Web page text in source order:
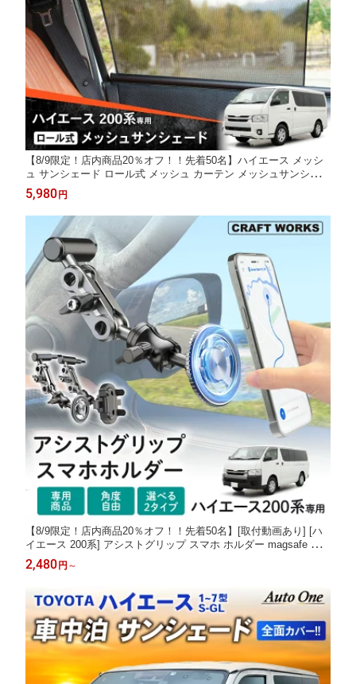
【8/9限定！店内商品20％オフ！！先着50名】ハイエース メッシ
ュ サンシェード ロール式 メッシュ カーテン メッシュサンシェー
ド フロント用2枚 一列目 運転席 助手席 車用網戸 日よけ ネット
サイドドア 風通し 遮光断熱 アウトドア 車中泊
5,980 円
【8/9限定！店内商品20％オフ！！先着50名】[取付動画あり] [ハ
イエース 200系] アシストグリップ スマホ ホルダー magsafe ス
タンド 車載 マグネット 磁石 マグセーフ 車 携帯 スマートフォン
iPhone Samsung 大型 トラック バン ミニバン 選べる 2タイプ 黒
2,480 円 ～